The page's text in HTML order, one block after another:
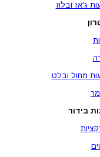
ג'אז ובלוז
מחול ובלט
בידור